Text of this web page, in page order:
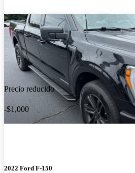
Precio reducido
-$1,000
2022 Ford F-150